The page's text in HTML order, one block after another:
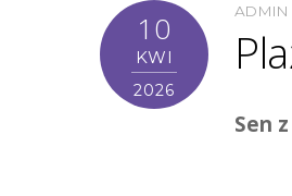
10
KWI
2026
ADMIN
Sen